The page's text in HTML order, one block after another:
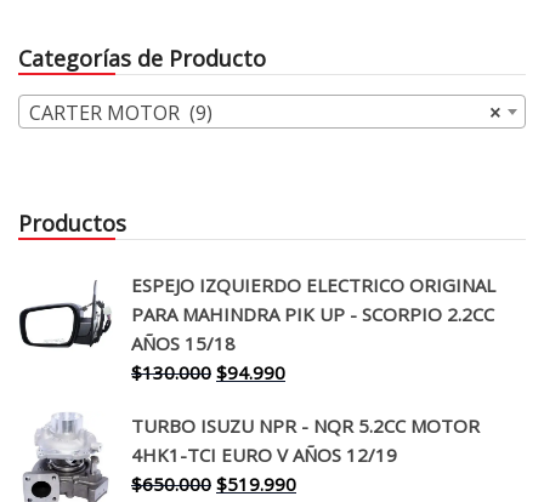
Categorías de Producto
×
CARTER MOTOR (9)
Productos
ESPEJO IZQUIERDO ELECTRICO ORIGINAL
PARA MAHINDRA PIK UP - SCORPIO 2.2CC
AÑOS 15/18
$130.000 El
original
era:
$130.000.
$94.990El
actual
es:
$94.990.
TURBO ISUZU NPR - NQR 5.2CC MOTOR
4HK1-TCI EURO V AÑOS 12/19
$650.000 El
$519.990El